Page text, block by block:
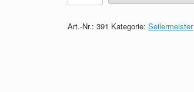
Das
Wissen
Art.-Nr.:391 Kategorie:Seilermeister